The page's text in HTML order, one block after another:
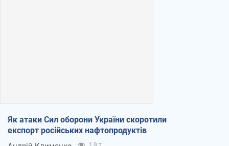
Як атаки Сил оборони України скоротили
експорт російських нафтопродуктів